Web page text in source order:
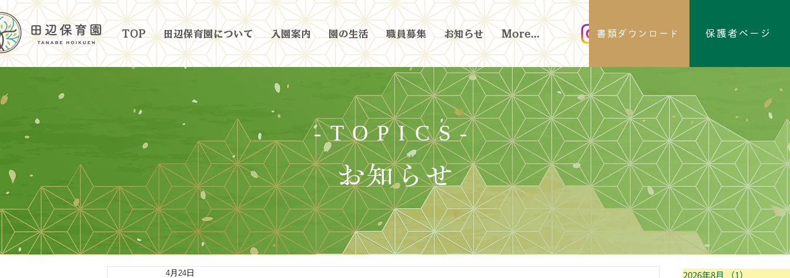
保護者ページ
書類ダウンロード
TOP 田辺保育園について 入園案内 園の生活 職員募集 お知らせ More...
-TOPICS-
お知らせ
4月24日 2026年8月 （1）